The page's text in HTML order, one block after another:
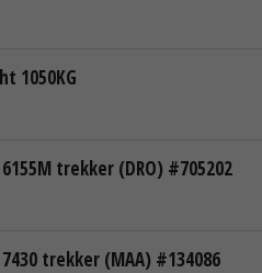
1050KG
trekker (DRO) #705202
trekker (MAA) #134086